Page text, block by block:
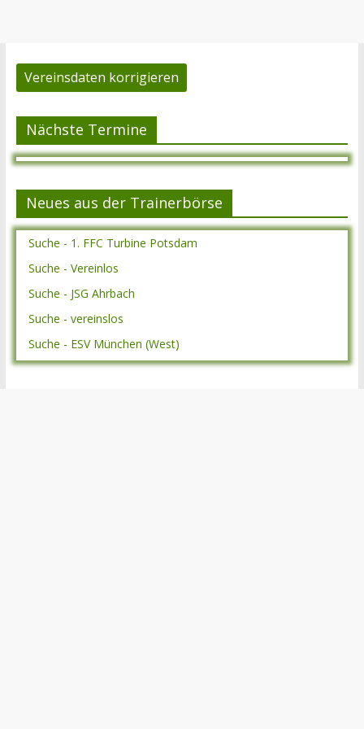
Vereinsdaten korrigieren
Nächste Termine
Neues aus der Trainerbörse
Suche - 1. FFC Turbine Potsdam
Suche - Vereinlos
Suche - JSG Ahrbach
Suche - vereinslos
Suche - ESV München (West)